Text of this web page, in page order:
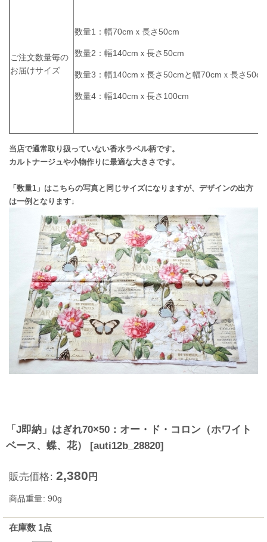
ご注文数量毎の
お届けサイズ
数量1：幅70cmｘ長さ50cm
数量2：幅140cmｘ長さ50cm
数量3：幅140cmｘ長さ50cmと幅70cmｘ長さ
数量4：幅140cmｘ長さ100cm
当店で通常取り扱っていない香水ラベル柄です。
カルトナージュや小物作りに最適な大きさです。
「数量1」はこちらの写真と同じサイズになりますが、デザインの出方
は一例となります↓
「J即納」はぎれ70×50：オー・ド・コロン（ホワイト
ベース、蝶、花）
[auti12b_28820]
販売価格: 2,380 円
商品重量: 90g
在庫数 1点